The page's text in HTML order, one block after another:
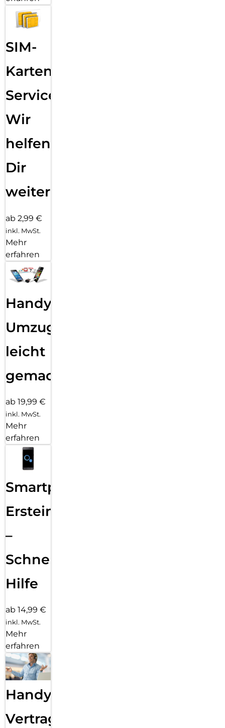
SIM-
Karten
Service:
Wir
helfen
Dir
weiter
ab 2,99 €
inkl. MwSt.
Mehr
erfahren
Handy
Umzug
leicht
gemacht!
ab 19,99 €
inkl. MwSt.
Mehr
erfahren
Smartphone
Ersteinrichtung
–
Schnelle
Hilfe
ab 14,99 €
inkl. MwSt.
Mehr
erfahren
Handy
Vertragsabwicklung